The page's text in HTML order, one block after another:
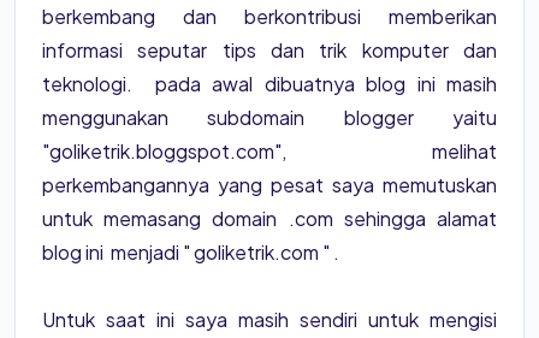
berkembang dan berkontribusi memberikan
informasi seputar tips dan trik komputer dan
teknologi. pada awal dibuatnya blog ini masih
menggunakan subdomain blogger yaitu
"goliketrik.bloggspot.com", melihat
perkembangannya yang pesat saya memutuskan
untuk memasang domain .com sehingga alamat
blog ini menjadi " goliketrik.com " .
Untuk saat ini saya masih sendiri untuk mengisi